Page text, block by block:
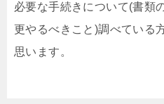
必要な手続きについて(書類
更やるべきこと)調べている
思います。